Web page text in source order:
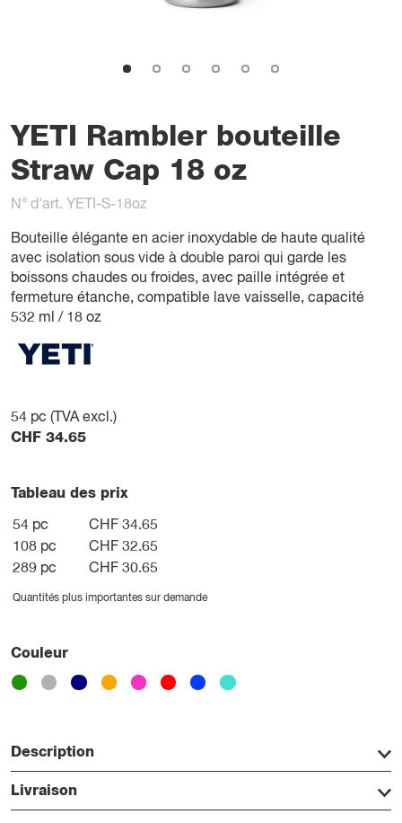
YETI Rambler bouteille
Straw Cap 18 oz
N° d'art. YETI-S-18oz
Bouteille élégante en acier inoxydable de haute qualité
avec isolation sous vide à double paroi qui garde les
boissons chaudes ou froides, avec paille intégrée et
fermeture étanche, compatible lave vaisselle, capacité
532 ml / 18 oz
54 pc (TVA excl.)
CHF 34.65
Tableau des prix
54 pc
CHF 34.65
108 pc
CHF 32.65
289 pc
CHF 30.65
Quantités plus importantes sur demande
Couleur
Description
Livraison